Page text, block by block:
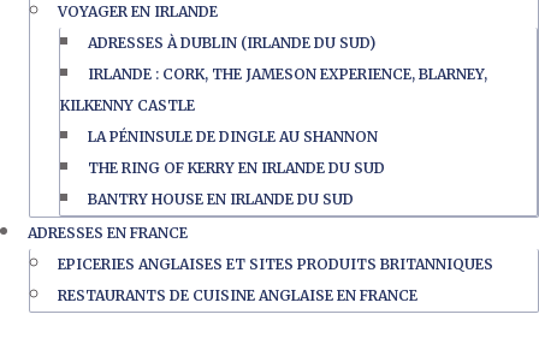
VOYAGER EN IRLANDE
ADRESSES À DUBLIN (IRLANDE DU SUD)
IRLANDE : CORK, THE JAMESON EXPERIENCE, BLARNEY,
KILKENNY CASTLE
LA PÉNINSULE DE DINGLE AU SHANNON
THE RING OF KERRY EN IRLANDE DU SUD
BANTRY HOUSE EN IRLANDE DU SUD
ADRESSES EN FRANCE
EPICERIES ANGLAISES ET SITES PRODUITS BRITANNIQUES
RESTAURANTS DE CUISINE ANGLAISE EN FRANCE